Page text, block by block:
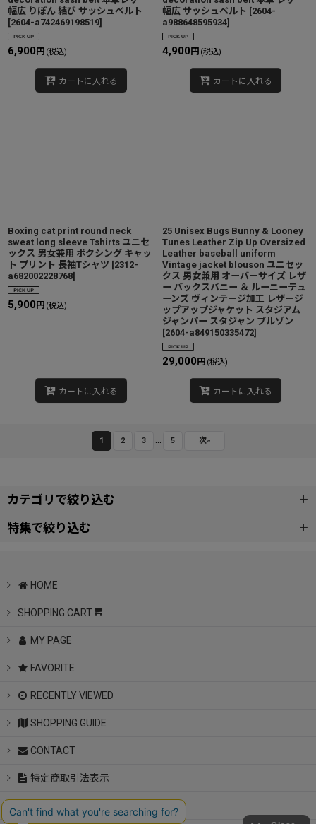
幅広 りぼん 結び サッシュベルト
[2604-a742469198519]
6,900 円 (税込)
カートに入れる
幅広 サッシュベルト [2604-
a988648595934]
4,900 円 (税込)
カートに入れる
Boxing cat print round neck
sweat long sleeve Tshirts ユニセ
ックス 男女兼用 ボクシング キャッ
ト プリント 長袖Tシャツ [2312-
a682002228768]
5,900 円 (税込)
カートに入れる
25 Unisex Bugs Bunny & Looney
Tunes Leather Zip Up Oversized
Leather baseball uniform
Vintage jacket blouson ユニセッ
クス 男女兼用 オーバーサイズ レザ
ー バックスバニー ＆ ルーニーテュ
ーンズ ヴィンテージ加工 レザージ
ップアップジャケット スタジアム
ジャンパー スタジャン ブルゾン
[2604-a849150335472]
29,000 円 (税込)
カートに入れる
1 2 3 5 次»
カテゴリで絞り込む
MEN
KIDS&BABIES
SHOES
BAG
JEWELRY
特集で絞り込む
UGG /アグ
KAANAS/カアナス
Cyber Monday sandal
Cyber Monday sneaker
HOME
SHOPPING CART
MY PAGE
FAVORITE
RECENTLY VIEWED
SHOPPING GUIDE
CONTACT
特定商取引法表示
Notice